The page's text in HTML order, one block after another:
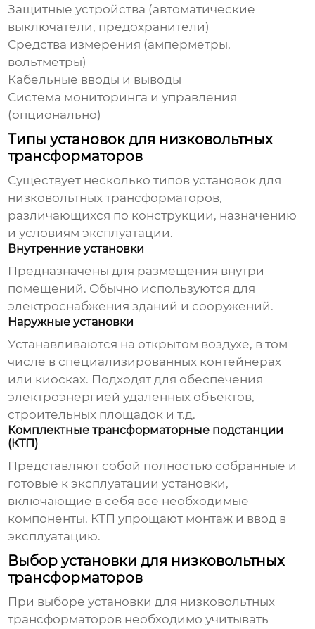
Защитные устройства (автоматические
выключатели, предохранители)
Средства измерения (амперметры,
вольтметры)
Кабельные вводы и выводы
Система мониторинга и управления
(опционально)
Типы установок для низковольтных
трансформаторов
Существует несколько типовустановок для
низковольтных трансформаторов,
различающихся по конструкции, назначению
и условиям эксплуатации.
Внутренние установки
Предназначены для размещения внутри
помещений. Обычно используются для
электроснабжения зданий и сооружений.
Наружные установки
Устанавливаются на открытом воздухе, в том
числе в специализированных контейнерах
или киосках. Подходят для обеспечения
электроэнергией удаленных объектов,
строительных площадок и т.д.
Комплектные трансформаторные подстанции
(КТП)
Представляют собой полностью собранные и
готовые к эксплуатации установки,
включающие в себя все необходимые
компоненты. КТП упрощают монтаж и ввод в
эксплуатацию.
Выбор установки для низковольтных
трансформаторов
При выбореустановки для низковольтных
трансформаторов необходимо учитывать